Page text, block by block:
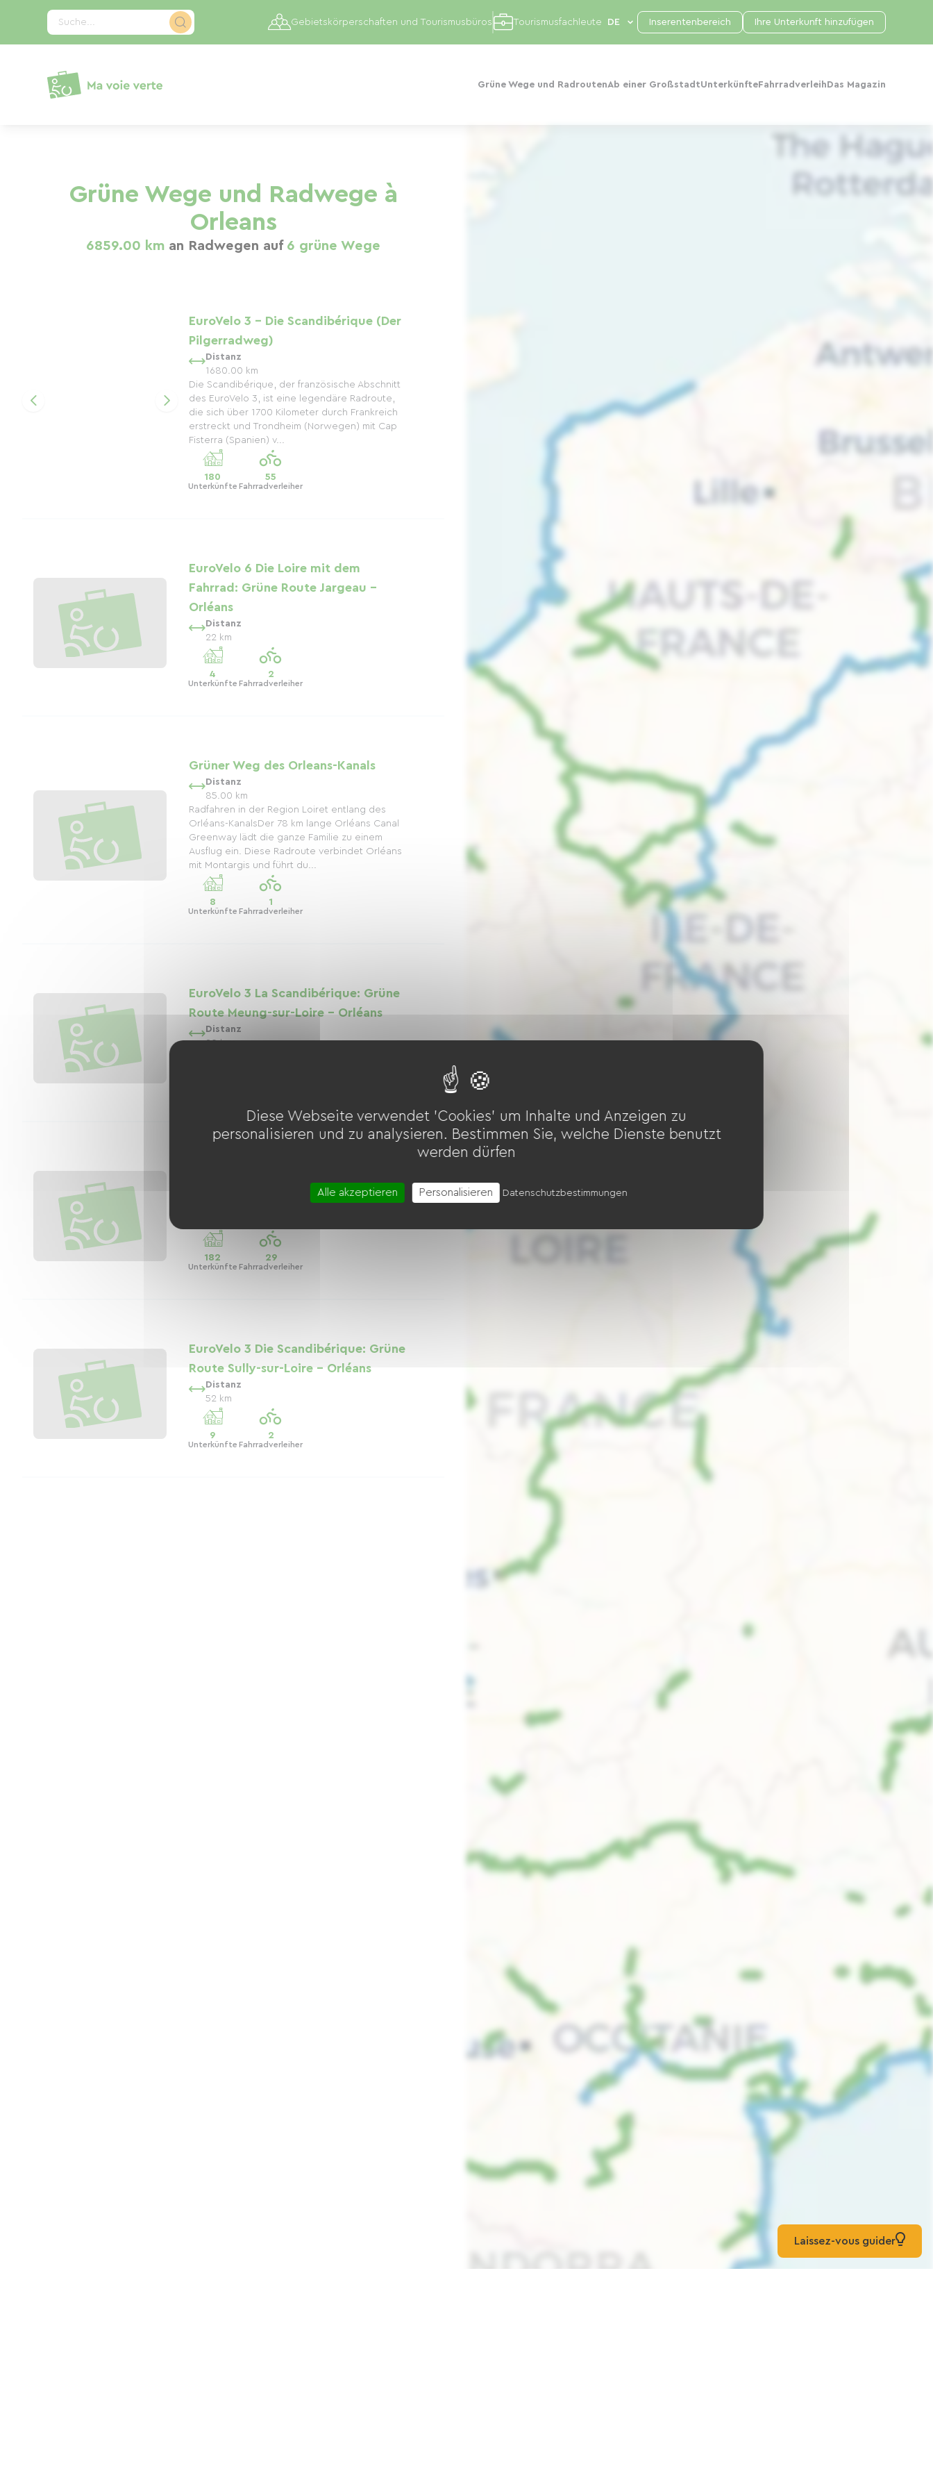
Suche...
Grüne Wege und RadroutenAb einer GroßstadtUnterkünfte Fahrradverleih Das Magazin
Gebietskörperschaften und Tourismusbüros Tourismusfachleute Inserentenbereich Ihre Unterkunft hinzufügen
Grüne Wege und Radwege à
Orleans
6859.00 km an Radwegen auf 6 grüne Wege
EuroVelo 3 - Die Scandibérique (Der
Pilgerradweg)
Distanz
1680.00 km
Die Scandibérique, der französische Abschnitt
des EuroVelo 3, ist eine legendäre Radroute,
die sich über 1700 Kilometer durch Frankreich
erstreckt und Trondheim (Norwegen) mit Cap
Fisterra (Spanien) v...
180
Unterkünfte
55
Fahrradverleiher
EuroVelo 6 Die Loire mit dem
Fahrrad: Grüne Route Jargeau –
Orléans
Distanz
22 km
4
Unterkünfte
2
Fahrradverleiher
Grüner Weg des Orleans-Kanals
Distanz
85.00 km
Radfahren in der Region Loiret entlang des
Orléans-KanalsDer 78 km lange Orléans Canal
Greenway lädt die ganze Familie zu einem
Ausflug ein. Diese Radroute verbindet Orléans
mit Montargis und führt du...
8
Unterkünfte
1
Fahrradverleiher
EuroVelo 3 La Scandibérique: Grüne
Route Meung-sur-Loire - Orléans
Distanz
20 km
182
Unterkünfte
29
Fahrradverleiher
EuroVelo 3 Die Scandibérique: Grüne
Route Sully-sur-Loire - Orléans
Distanz
52 km
9
Unterkünfte
2
Fahrradverleiher
Laissez-vous guider
Cookie-Einstellungen
Diese Webseite verwendet 'Cookies' um Inhalte und Anzeigen zu
personalisieren und zu analysieren. Bestimmen Sie, welche Dienste benutzt
werden dürfen
Alle akzeptieren Personalisieren Datenschutzbestimmungen